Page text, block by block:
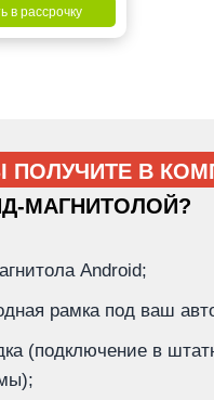
в рассрочку
ПОЛУЧИТЕ В
МАГНИТОЛОЙ?
Android;
рамка под ваш
(подключение в